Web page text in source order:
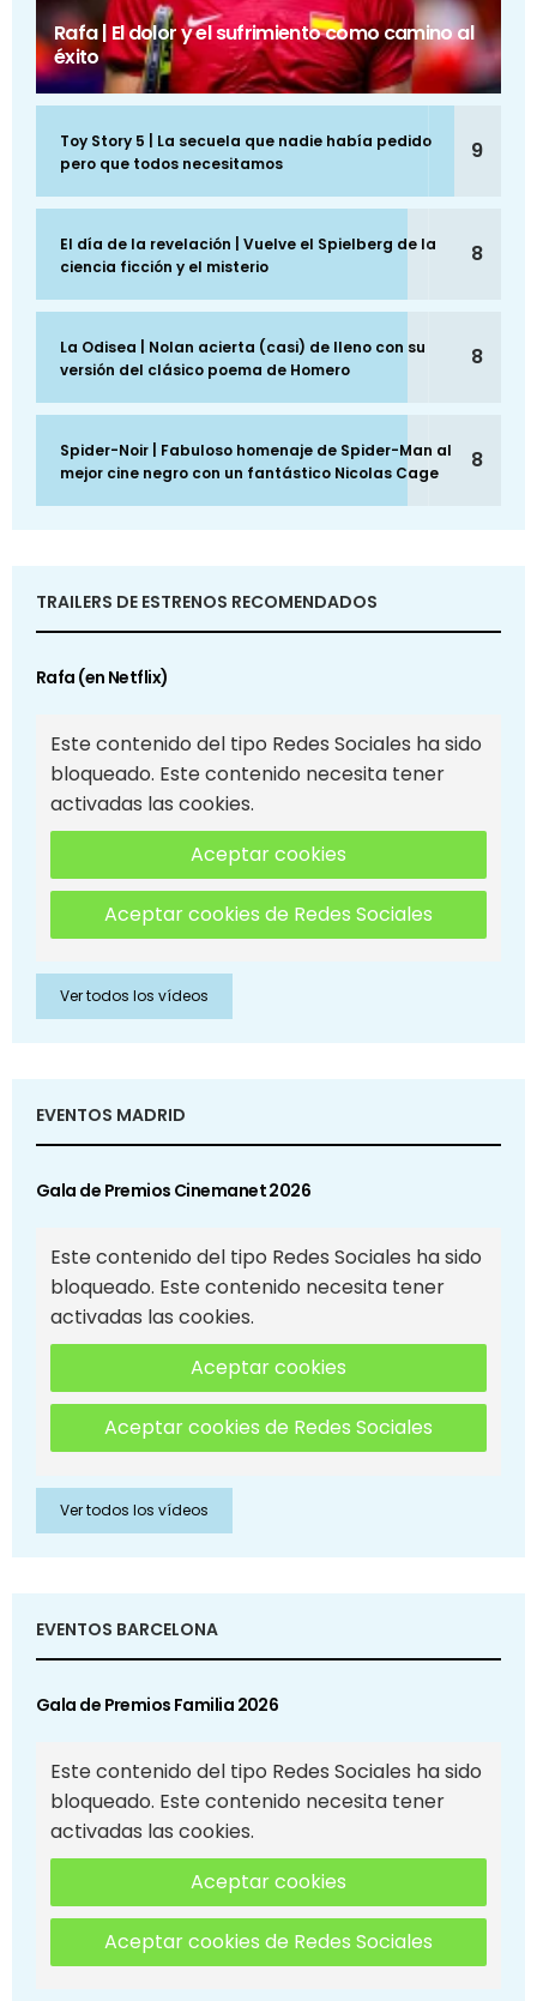
Rafa | El dolor y el sufrimiento como camino al
éxito
Toy Story 5 | La secuela que nadie había pedido
pero que todos necesitamos
9
El día de la revelación | Vuelve el Spielberg de la
ciencia ficción y el misterio
8
La Odisea | Nolan acierta (casi) de lleno con su
versión del clásico poema de Homero
8
Spider-Noir | Fabuloso homenaje de Spider-Man al
mejor cine negro con un fantástico Nicolas Cage
8
TRAILERS DE ESTRENOS RECOMENDADOS
Rafa (en Netflix)
Este contenido del tipo Redes Sociales ha sido
bloqueado. Este contenido necesita tener
activadas las cookies.
Aceptar cookies
Aceptar cookies de Redes Sociales
Ver todos los vídeos
EVENTOS MADRID
Gala de Premios Cinemanet 2026
Este contenido del tipo Redes Sociales ha sido
bloqueado. Este contenido necesita tener
activadas las cookies.
Aceptar cookies
Aceptar cookies de Redes Sociales
Ver todos los vídeos
EVENTOS BARCELONA
Gala de Premios Familia 2026
Este contenido del tipo Redes Sociales ha sido
bloqueado. Este contenido necesita tener
activadas las cookies.
Aceptar cookies
Aceptar cookies de Redes Sociales